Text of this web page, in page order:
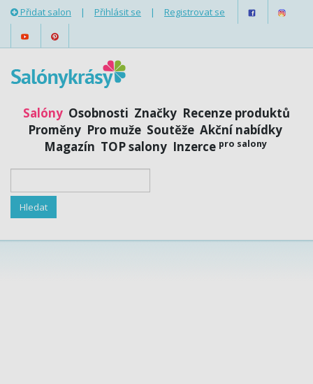
Přidat salon | Přihlásit se | Registrovat se
Salóny Osobnosti Značky Recenze produktů
Proměny Pro muže Soutěže Akční nabídky
Magazín TOP salony Inzerce pro salony